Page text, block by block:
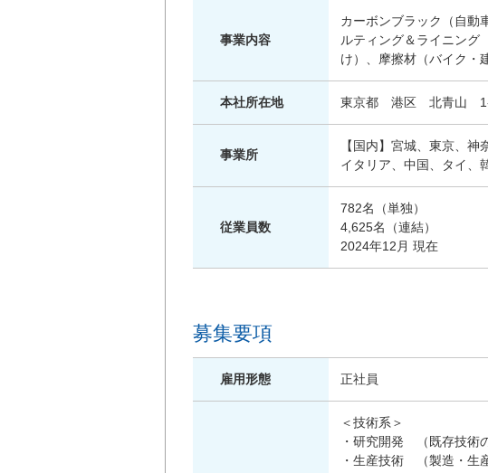
事業内容
カーボンブラック（自動
ルティング＆ライニング
け）、摩擦材（バイク・
本社所在地 東京都 港区 北青山
事業所
【国内】宮城、東京、
イタリア、中国、タイ、
従業員数
782名（単独）
4,625名（連結）
2024年12月 現在
募集要項
雇用形態 正社員
＜技術系＞
・研究開発 （既存技術
・生産技術 （製造・生